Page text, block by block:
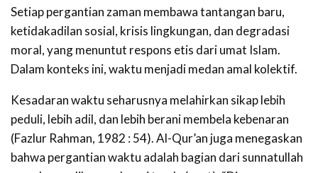
Setiap pergantian zaman membawa tantangan baru,
ketidakadilan sosial, krisis lingkungan, dan degradasi
moral, yang menuntut respons etis dari umat Islam.
Dalam konteks ini, waktu menjadi medan amal kolektif.
Kesadaran waktu seharusnya melahirkan sikap lebih
peduli, lebih adil, dan lebih berani membela kebenaran
(Fazlur Rahman, 1982 : 54). Al-Qur’an juga menegaskan
bahwa pergantian waktu adalah bagian dari sunnatullah